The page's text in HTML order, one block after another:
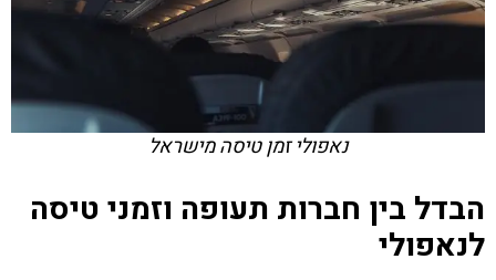
נאפולי זמן טיסה מישראל
הבדל בין חברות תעופה וזמני טיסה
לנאפולי